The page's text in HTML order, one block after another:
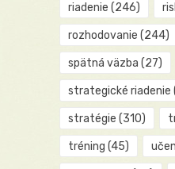
riadenie (246)
rozhodovanie (244)
spätná väzba (27)
strategické riadenie
stratégie (310)
tréning (45)